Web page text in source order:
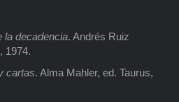
la decadencia. Andrés Ruiz
1974.
cartas. Alma Mahler, ed. Taurus,